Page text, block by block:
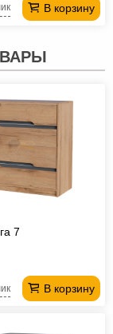
В корзину
7
В корзину